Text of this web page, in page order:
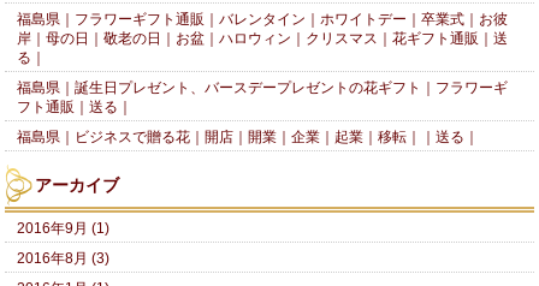
福島県｜フラワーギフト通販｜バレンタイン｜ホワイトデー｜卒業式｜お彼
岸｜母の日｜敬老の日｜お盆｜ハロウィン｜クリスマス｜花ギフト通販｜送
る｜
福島県｜誕生日プレゼント、バースデープレゼントの花ギフト｜フラワーギ
フト通販｜送る｜
福島県｜ビジネスで贈る花｜開店｜開業｜企業｜起業｜移転｜｜送る｜
アーカイブ
2016年9月 (1)
2016年8月 (3)